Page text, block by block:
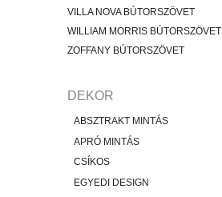
VILLA NOVA BÚTORSZÖVET
WILLIAM MORRIS BÚTORSZÖVET
ZOFFANY BÚTORSZÖVET
DEKOR
ABSZTRAKT MINTÁS
APRÓ MINTÁS
CSÍKOS
EGYEDI DESIGN